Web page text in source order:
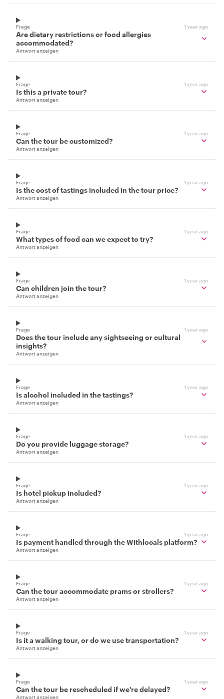
Frage 1 year ago
Are dietary restrictions or food allergies
accommodated?
Antwort anzeigen
Frage 1 year ago
Is this a private tour?
Antwort anzeigen
Frage 1 year ago
Can the tour be customized?
Antwort anzeigen
Frage 1 year ago
Is the cost of tastings included in the tour price?
Antwort anzeigen
Frage 1 year ago
What types of food can we expect to try?
Antwort anzeigen
Frage 1 year ago
Can children join the tour?
Antwort anzeigen
Frage 1 year ago
Does the tour include any sightseeing or cultural
insights?
Antwort anzeigen
Frage 1 year ago
Is alcohol included in the tastings?
Antwort anzeigen
Frage 1 year ago
Do you provide luggage storage?
Antwort anzeigen
Frage 1 year ago
Is hotel pickup included?
Antwort anzeigen
Frage 1 year ago
Is payment handled through the Withlocals platform?
Antwort anzeigen
Frage 1 year ago
Can the tour accommodate prams or strollers?
Antwort anzeigen
Frage 1 year ago
Is it a walking tour, or do we use transportation?
Antwort anzeigen
Frage 1 year ago
Can the tour be rescheduled if we're delayed?
Antwort anzeigen